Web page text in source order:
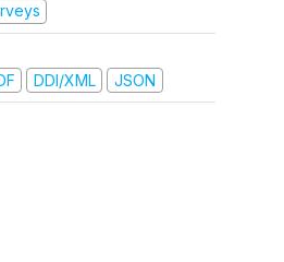
DDI/XML JSON